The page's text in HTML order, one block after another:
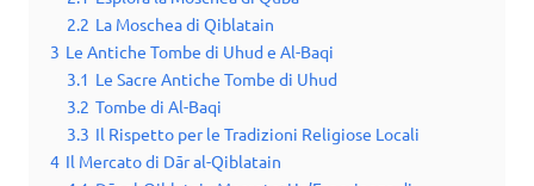
2.2 La Moschea di Qiblatain
3 Le Antiche Tombe di Uhud e Al-Baqi
3.1 Le Sacre Antiche Tombe di Uhud
3.2 Tombe di Al-Baqi
3.3 Il Rispetto per le Tradizioni Religiose Locali
4 Il Mercato di Dār al-Qiblatain